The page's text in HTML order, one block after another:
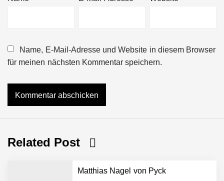
Name, E-Mail-Adresse und Website in diesem Browser
für meinen nächsten Kommentar speichern.
Related Post
Matthias Nagel von Pyck